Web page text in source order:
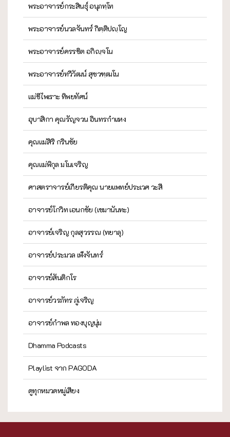
พระอาจารย์กระสินธุ์ อนุภทฺโท
พระอาจารย์นวลจันทร์ กิตฺติปญฺโญ
พระอาจารย์ครรชิต อกิญฺจโน
พระอาจารย์ทวีวัฒน์ สุขวฑฺฒโน
แม่ชีไพเราะ ทิพยทัศน์
อุบาสิกา คุณรัญจวน อินทรกำแหง
คุณแม่สิริ กรินชัย
คุณแม่พิกุล มโนเจริญ
ศาสตราจารย์เกียรติคุณ นายแพทย์ประเวศ วะสี
อาจารย์โกวิท เอนกชัย (เขมานันทะ)
อาจารย์เจริญ กุลสุวรรณ (ทยาลุ)
อาจารย์ประมวล เพ็งจันทร์
อาจารย์สันติกโร
อาจารย์วรภัทร ภู่เจริญ
อาจารย์กำพล ทองบุญนุ่ม
Dhamma Podcasts
Playlist จาก PAGODA
ดูทุกหมวดหมู่เสียง